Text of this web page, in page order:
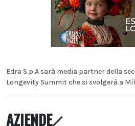
Edra S.p.A sarà media partner della
Longevity Summit che si svolgerà a
AZIENDE